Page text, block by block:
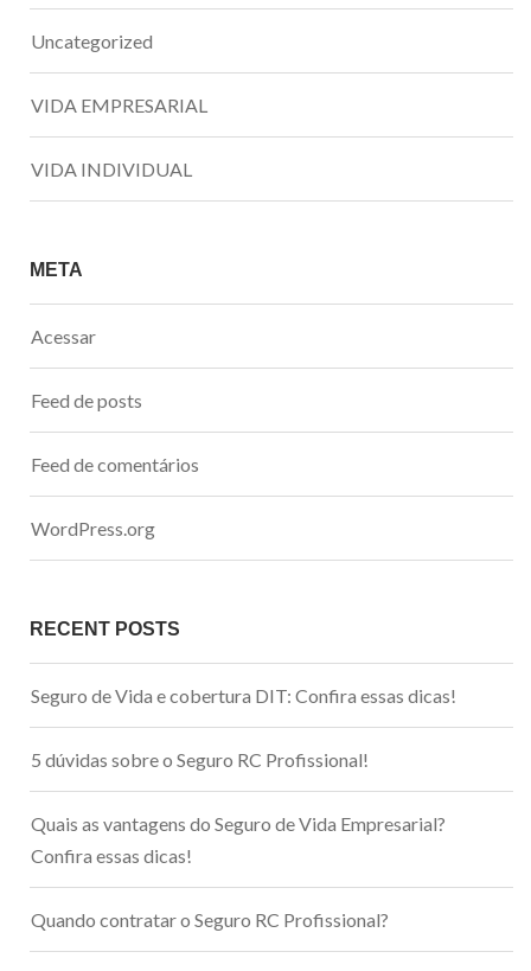
Uncategorized
VIDA EMPRESARIAL
VIDA INDIVIDUAL
META
Acessar
Feed de posts
Feed de comentários
WordPress.org
RECENT POSTS
Seguro de Vida e cobertura DIT: Confira essas dicas!
5 dúvidas sobre o Seguro RC Profissional!
Quais as vantagens do Seguro de Vida Empresarial?
Confira essas dicas!
Quando contratar o Seguro RC Profissional?